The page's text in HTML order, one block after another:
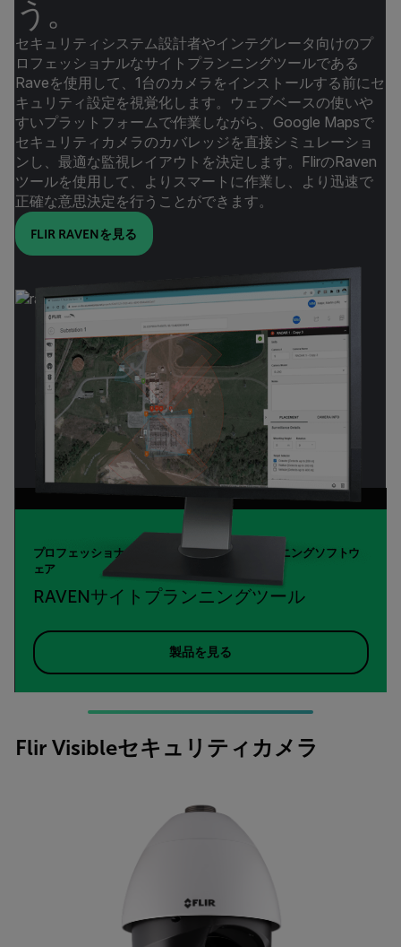
う。
セキュリティシステム設計者やインテグレータ向けのプ
ロフェッショナルなサイトプランニングツールである
Raveを使用して、1台のカメラをインストールする前にセ
キュリティ設定を視覚化します。ウェブベースの使いや
すいプラットフォームで作業しながら、Google Mapsで
セキュリティカメラのカバレッジを直接シミュレーショ
ンし、最適な監視レイアウトを決定します。FlirのRaven
ツールを使用して、よりスマートに作業し、より迅速で
正確な意思決定を行うことができます。
FLIR RAVENを見る
プロフェッショナル セキュリティ サイトプランニングソフトウ
ェア
RAVENサイトプランニングツール
製品を見る
Flir Visibleセキュリティカメラ